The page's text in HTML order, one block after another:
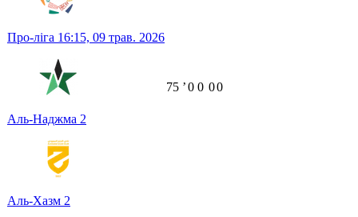
Про-ліга 16:15, 09 трав. 2026
Аль-Наджма 2
Аль-Хазм 2
75 ʼ0 0 00